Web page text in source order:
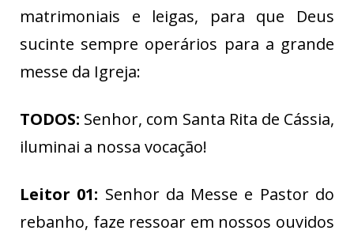
matrimoniais e leigas, para que Deus
sucinte sempre operários para a grande
messe da Igreja:
TODOS: Senhor, com Santa Rita de Cássia,
iluminai a nossa vocação!
Leitor 01: Senhor da Messe e Pastor do
rebanho, faze ressoar em nossos ouvidos